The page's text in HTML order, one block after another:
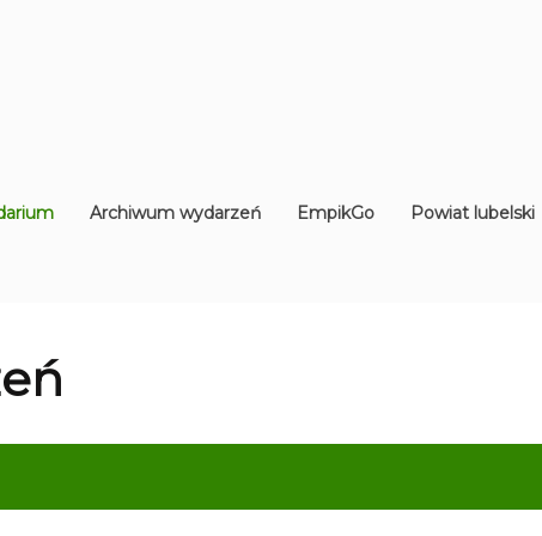
Archiwum wydarzeń EmpikGo Powiat lubelski